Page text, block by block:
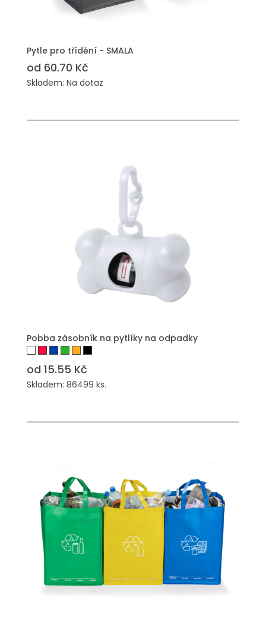
Pytle pro třídění - SMALA
od 60.70 Kč
Skladem: Na dotaz
Pobba zásobník na pytlíky na odpadky
od 15.55 Kč
Skladem: 86499 ks.